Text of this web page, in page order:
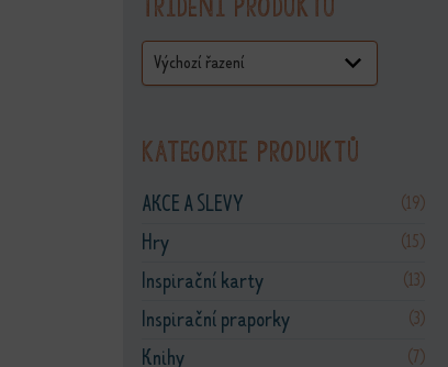
Kategorie produktů
AKCE A SLEVY (19)
Hry (15)
Inspirační karty (13)
Inspirační praporky (3)
Knihy (7)